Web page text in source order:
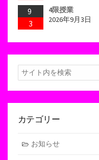
9
3
4限授業
2026年9月3日
検
索
カテゴリー
お知らせ